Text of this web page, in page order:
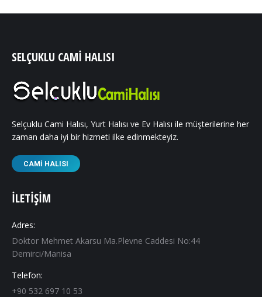
SELÇUKLU CAMI HALISI
Selçuklu Cami Halısı, Yurt Halısı ve Ev Halısı ile müşterilerine her
zaman daha iyi bir hizmeti ilke edinmekteyiz.
CAMI HALISI
İLETIŞIM
Adres:
Doktor Mehmet Akarsu Ma.Plevne Caddesi No:44
Demirci/Manisa
Telefon:
+90 532 697 10 53